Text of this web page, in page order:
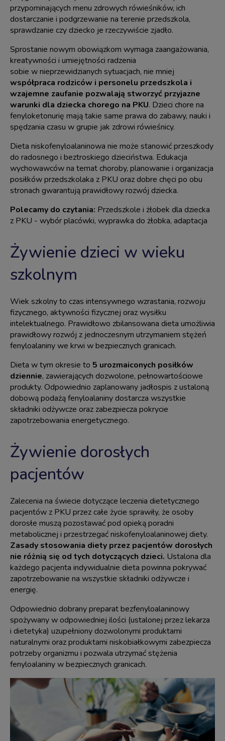
przypominających menu zdrowych rówieśników, ich
dostarczanie i podgrzewanie na terenie przedszkola,
sprawdzanie czy dziecko je rzeczywiście zjadło.
Sprostanie nowym obowiązkom wymaga zaangażowania,
kreatywności i umiejętności radzenia
sobie w nieprzewidzianych sytuacjach, nie mniej
współpraca rodziców i personelu przedszkola i
wzajemne zaufanie pozwalają stworzyć przyjazne
warunki dla dziecka chorego na PKU. Dzieci chore na
fenyloketonurię mają takie same prawa do zabawy, nauki i
spędzania czasu w grupie jak zdrowi rówieśnicy.
Dieta niskofenyloalaninowa nie może stanowić przeszkody
do radosnego i beztroskiego dzieciństwa. Edukacja
wychowawców na temat choroby, planowanie i organizacja
posiłków przedszkolaka z PKU oraz dobre chęci po obu
stronach gwarantują prawidłowy rozwój dziecka.
Polecamy do czytania: Przedszkole i żłobek dla dziecka
z PKU - wybór placówki, wyprawka do żłobka, adaptacja
Żywienie dzieci w wieku
szkolnym
Wiek szkolny to czas intensywnego wzrastania, rozwoju
fizycznego, aktywności fizycznej oraz wysiłku
intelektualnego. Prawidłowo zbilansowana dieta umożliwia
prawidłowy rozwój z jednoczesnym utrzymaniem stężeń
fenyloalaninywe krwi w bezpiecznych granicach.
Dieta w tym okresie to 5 urozmaiconych posiłków
dziennie, zawierających dozwolone, pełnowartościowe
produkty. Odpowiednio zaplanowany jadłospis z ustaloną
dobową podażą fenyloalaniny dostarcza wszystkie
składniki odżywcze oraz zabezpiecza pokrycie
zapotrzebowania energetycznego.
Żywienie dorosłych
pacjentów
Zalecenia na świecie dotyczące leczenia dietetycznego
pacjentów z PKU przez całe życie sprawiły, że osoby
dorosłe muszą pozostawać pod opieką poradni
metabolicznej i przestrzegać niskofenyloalaninowej diety.
Zasady stosowania diety przez pacjentów dorosłych
nie różnią się od tych dotyczących dzieci. Ustalona dla
każdego pacjenta indywidualnie dieta powinna pokrywać
zapotrzebowanie na wszystkie składniki odżywcze i
energię.
Odpowiednio dobrany preparat bezfenyloalaninowy
spożywany w odpowiedniej ilości (ustalonej przez lekarza
i dietetyka) uzupełniony dozwolonymi produktami
naturalnymi oraz produktami niskobiałkowymi zabezpiecza
potrzeby organizmu i pozwala utrzymać stężenia
fenyloalaniny w bezpiecznych granicach.